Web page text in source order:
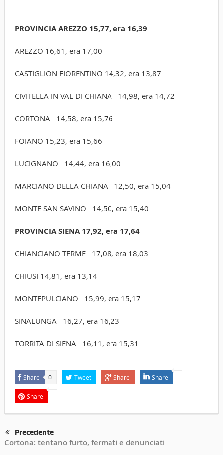
PROVINCIA AREZZO 15,77, era 16,39
AREZZO 16,61, era 17,00
CASTIGLION FIORENTINO 14,32, era 13,87
CIVITELLA IN VAL DI CHIANA 14,98, era 14,72
CORTONA 14,58, era 15,76
FOIANO 15,23, era 15,66
LUCIGNANO 14,44, era 16,00
MARCIANO DELLA CHIANA 12,50, era 15,04
MONTE SAN SAVINO 14,50, era 15,40
PROVINCIA SIENA 17,92, era 17,64
CHIANCIANO TERME 17,08, era 18,03
CHIUSI 14,81, era 13,14
MONTEPULCIANO 15,99, era 15,17
SINALUNGA 16,27, era 16,23
TORRITA DI SIENA 16,11, era 15,31
Share 0 Tweet Share Share
Share
Precedente
Cortona: tentano furto, fermati e denunciati